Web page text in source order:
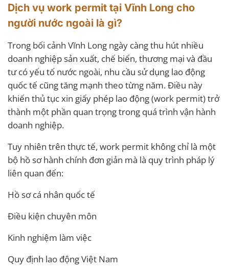
Dịch vụ work permit tại Vĩnh Long cho
người nước ngoài là gì?
Trong bối cảnh Vĩnh Long ngày càng thu hút nhiều
doanh nghiệp sản xuất, chế biến, thương mại và đầu
tư có yếu tố nước ngoài, nhu cầu sử dụng lao động
quốc tế cũng tăng mạnh theo từng năm. Điều này
khiến thủ tục xin giấy phép lao động (work permit) trở
thành một phần quan trọng trong quá trình vận hành
doanh nghiệp.
Tuy nhiên trên thực tế, work permit không chỉ là một
bộ hồ sơ hành chính đơn giản mà là quy trình pháp lý
liên quan đến:
Hồ sơ cá nhân quốc tế
Điều kiện chuyên môn
Kinh nghiệm làm việc
Quy định lao động Việt Nam